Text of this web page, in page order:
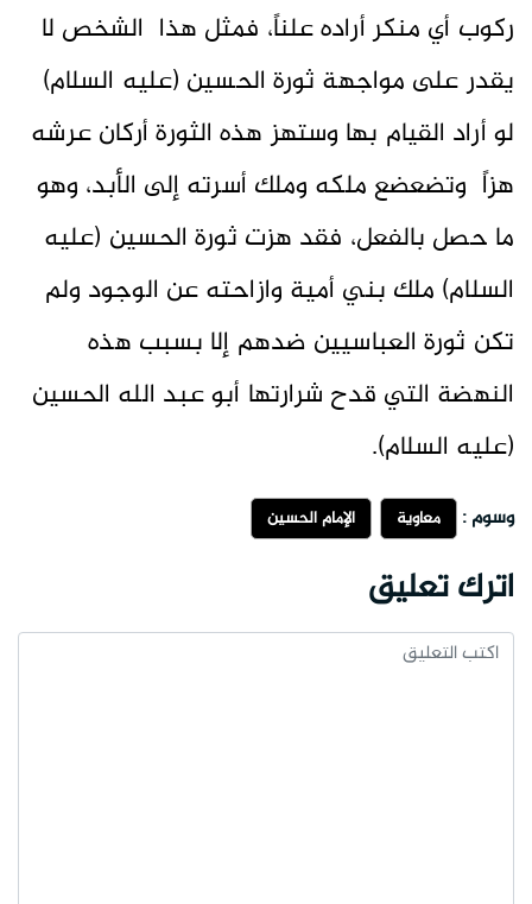
ركوب أي منكر أراده علناً، فمثل هذا الشخص لا
يقدر على مواجهة ثورة الحسين (عليه السلام)
لو أراد القيام بها وستهز هذه الثورة أركان عرشه
هزاً وتضعضع ملكه وملك أسرته إلى الأبد، وهو
ما حصل بالفعل، فقد هزت ثورة الحسين (عليه
السلام) ملك بني أمية وازاحته عن الوجود ولم
تكن ثورة العباسيين ضدهم إلا بسبب هذه
النهضة التي قدح شرارتها أبو عبد الله الحسين
(عليه السلام).
وسوم : معاوية الإمام الحسين
اترك تعليق